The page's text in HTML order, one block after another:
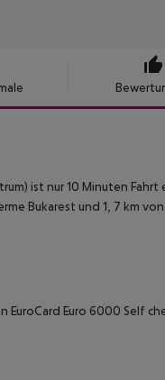
ist nur 10 Minuten
Bukarest und 1, 7 km
EuroCard Euro 6000 Self